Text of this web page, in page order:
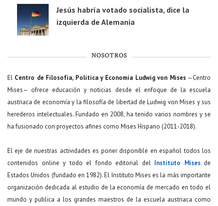
Jesús habría votado socialista, dice la
izquierda de Alemania
NOSOTROS
El Centro de Filosofía, Política y Economía Ludwig von Mises—Centro
Mises— ofrece educación y noticias desde el enfoque de la escuela
austriaca de economía y la filosofía de libertad de Ludwig von Mises y sus
herederos intelectuales. Fundado en 2008, ha tenido varios nombres y se
ha fusionado con proyectos afines como Mises Hispano (2011-2018).
El eje de nuestras actividades es poner disponible en español todos los
contenidos online y todo el fondo editorial del Instituto Misesde
Estados Unidos (fundado en 1982). El Instituto Mises es la más importante
organización dedicada al estudio de la economía de mercado en todo el
mundo y publica a los grandes maestros de la escuela austriaca como